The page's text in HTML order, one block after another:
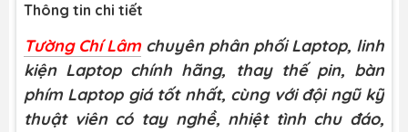
Thông tin chi tiết
Tường Chí Lâm chuyên phân phối Laptop, linh
kiện Laptop chính hãng, thay thế pin, bàn
phím Laptop giá tốt nhất, cùng với đội ngũ kỹ
thuật viên có tay nghề, nhiệt tình chu đáo,